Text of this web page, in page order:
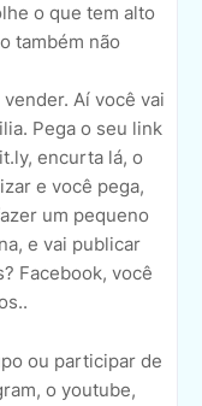
o que tem alto
também não
Aí você vai
Pega o seu link
encurta lá, o
e você pega,
um pequeno
e vai publicar
Facebook, você
ou participar de
o youtube,